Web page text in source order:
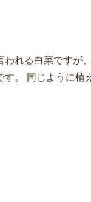
われる白菜ですが
す。 同じように植